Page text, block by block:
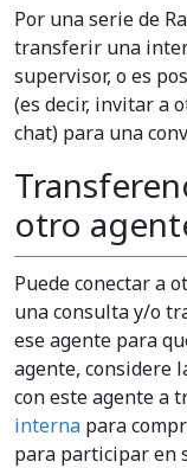
Por una serie de
transferir una
supervisor, o es
(es decir, invitar a
chat) para una
otro
Puede conectar a
una consulta y/o
ese agente para
agente, considere
con este agente a
interna para
para participar en